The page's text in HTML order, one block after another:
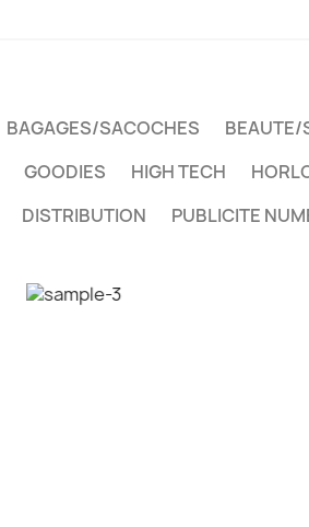
BAGAGES/SACOCHES BEAUTE/
GOODIES HIGH TECH
DISTRIBUTION PUBLICITE